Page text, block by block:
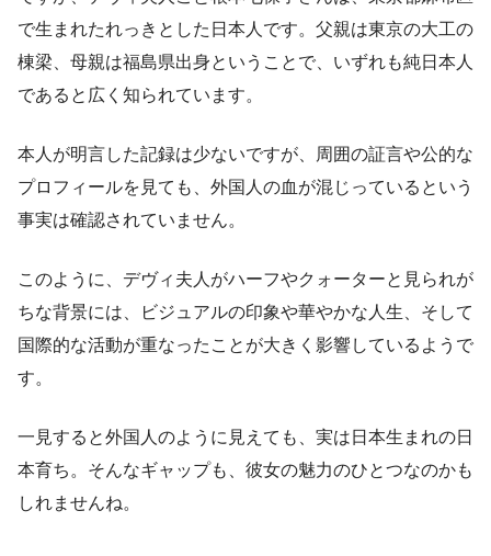
で生まれたれっきとした日本人です。父親は東京の大工の
棟梁、母親は福島県出身ということで、いずれも純日本人
であると広く知られています。
本人が明言した記録は少ないですが、周囲の証言や公的な
プロフィールを見ても、外国人の血が混じっているという
事実は確認されていません。
このように、デヴィ夫人がハーフやクォーターと見られが
ちな背景には、ビジュアルの印象や華やかな人生、そして
国際的な活動が重なったことが大きく影響しているようで
す。
一見すると外国人のように見えても、実は日本生まれの日
本育ち。そんなギャップも、彼女の魅力のひとつなのかも
しれませんね。